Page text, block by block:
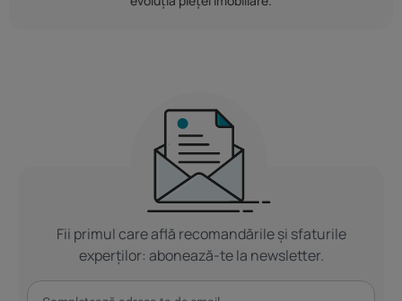
Fii primul care află recomandările și sfaturile
experților: abonează-te la newsletter.